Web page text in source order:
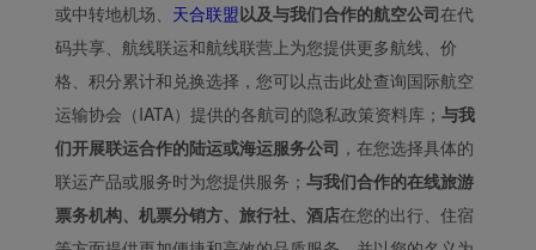
或中转地机场、 天合联盟以及与我们合作的航空公司在代
码共享、航线联运和航线联营上为您提供更多航线、价
格、积分累计和兑换选择，您可以点击此处查询国际航空
运输协会（IATA）提供的各航司的隐私政策资料库； 与我
们开展联运合作的陆运或海运服务公司 ，在您选择具体的
联运产品或服务时为您提供服务； 与我们合作的在线旅游
票务机构、机票分销方、旅行社、酒店在您的出行、住宿